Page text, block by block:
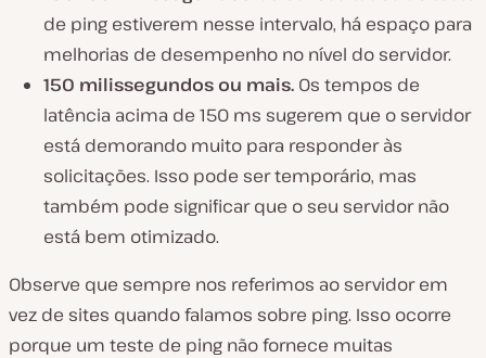
de ping estiverem nesse intervalo, há espaço para
melhorias de desempenho no nível do servidor.
150 milissegundos ou mais. Os tempos de
latência acima de 150 ms sugerem que o servidor
está demorando muito para responder às
solicitações. Isso pode ser temporário, mas
também pode significar que o seu servidor não
está bem otimizado.
Observe que sempre nos referimos ao servidor em
vez de sites quando falamos sobre ping. Isso ocorre
porque um teste de ping não fornece muitas